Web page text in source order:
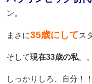
ン。
まさに35歳にしてス
そして現在33歳の私。
しっかりしろ、自分！！